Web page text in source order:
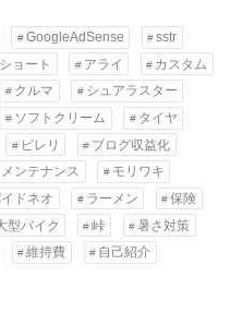
GoogleAdSense
sstr
ョート アライ
カスタム
クルマ
シュアラスター
ソフトクリーム
タイヤ
ピレリ
ブログ収益化
メンテナンス
モリワキ
ドネオ ラーメン
保険
型バイク 峠
暑さ対策
維持費
自己紹介